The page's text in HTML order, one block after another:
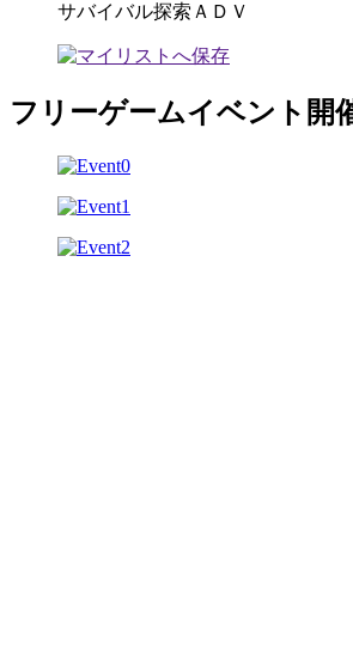
サバイバル探索ＡＤＶ
フリーゲームイベント開